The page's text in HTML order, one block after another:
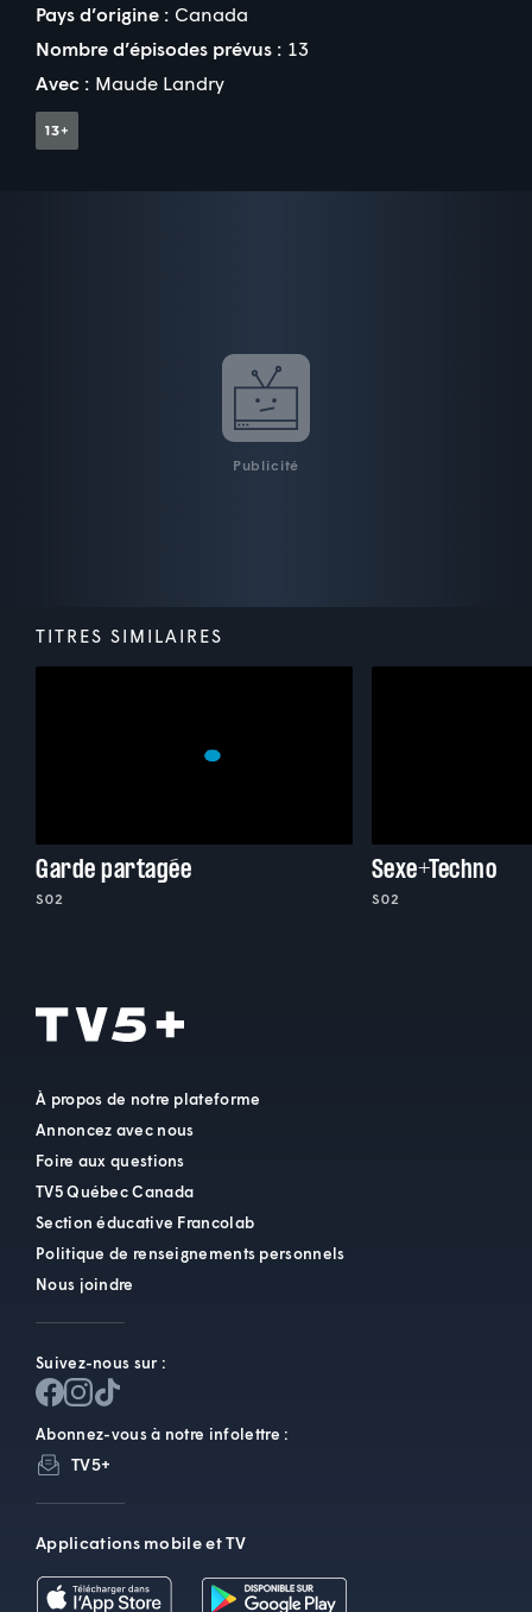
Pays d’origine : Canada
Nombre d’épisodes prévus : 13
Avec : Maude Landry
Publicité
TITRES SIMILAIRES
Garde partagée
S02
Sexe+Techno
S02
À propos de notre plateforme
Annoncez avec nous
Foire aux questions
TV5 Québec Canada
Section éducative Francolab
Politique de renseignements personnels
Nous joindre
Suivez-nous sur :
Abonnez-vous à notre infolettre :
TV5+
Applications mobile et TV